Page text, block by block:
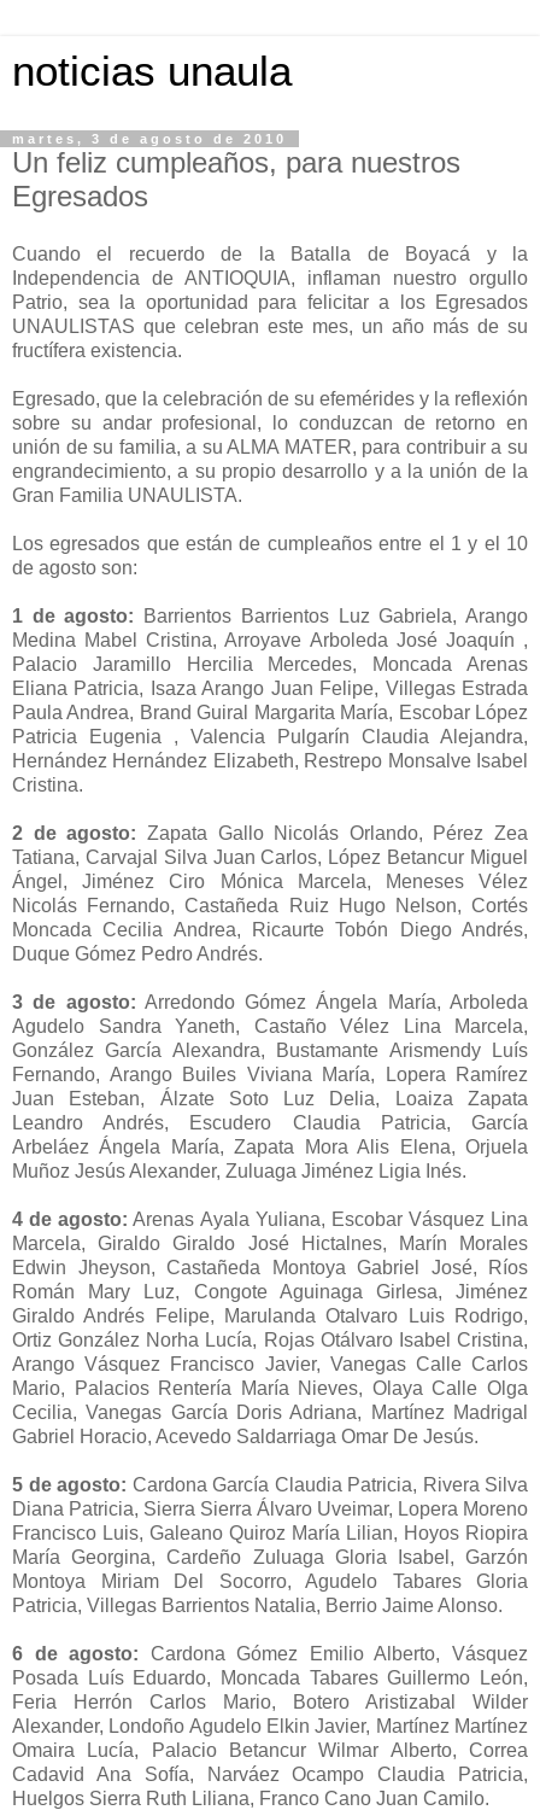
noticias unaula
martes, 3 de agosto de 2010
Un feliz cumpleaños, para nuestros
Egresados
Cuando el recuerdo de la Batalla de Boyacá y la
Independencia de ANTIOQUIA, inflaman nuestro orgullo
Patrio, sea la oportunidad para felicitar a los Egresados
UNAULISTAS que celebran este mes, un año más de su
fructífera existencia.
Egresado, que la celebración de su efemérides y la reflexión
sobre su andar profesional, lo conduzcan de retorno en
unión de su familia, a su ALMA MATER, para contribuir a su
engrandecimiento, a su propio desarrollo y a la unión de la
Gran Familia UNAULISTA.
Los egresados que están de cumpleaños entre el 1 y el 10
de agosto son:
1 de agosto: Barrientos Barrientos Luz Gabriela, Arango
Medina Mabel Cristina, Arroyave Arboleda José Joaquín ,
Palacio Jaramillo Hercilia Mercedes, Moncada Arenas
Eliana Patricia, Isaza Arango Juan Felipe, Villegas Estrada
Paula Andrea, Brand Guiral Margarita María, Escobar López
Patricia Eugenia , Valencia Pulgarín Claudia Alejandra,
Hernández Hernández Elizabeth, Restrepo Monsalve Isabel
Cristina.
2 de agosto: Zapata Gallo Nicolás Orlando, Pérez Zea
Tatiana, Carvajal Silva Juan Carlos, López Betancur Miguel
Ángel, Jiménez Ciro Mónica Marcela, Meneses Vélez
Nicolás Fernando, Castañeda Ruiz Hugo Nelson, Cortés
Moncada Cecilia Andrea, Ricaurte Tobón Diego Andrés,
Duque Gómez Pedro Andrés.
3 de agosto: Arredondo Gómez Ángela María, Arboleda
Agudelo Sandra Yaneth, Castaño Vélez Lina Marcela,
González García Alexandra, Bustamante Arismendy Luís
Fernando, Arango Builes Viviana María, Lopera Ramírez
Juan Esteban, Álzate Soto Luz Delia, Loaiza Zapata
Leandro Andrés, Escudero Claudia Patricia, García
Arbeláez Ángela María, Zapata Mora Alis Elena, Orjuela
Muñoz Jesús Alexander, Zuluaga Jiménez Ligia Inés.
4 de agosto: Arenas Ayala Yuliana, Escobar Vásquez Lina
Marcela, Giraldo Giraldo José Hictalnes, Marín Morales
Edwin Jheyson, Castañeda Montoya Gabriel José, Ríos
Román Mary Luz, Congote Aguinaga Girlesa, Jiménez
Giraldo Andrés Felipe, Marulanda Otalvaro Luis Rodrigo,
Ortiz González Norha Lucía, Rojas Otálvaro Isabel Cristina,
Arango Vásquez Francisco Javier, Vanegas Calle Carlos
Mario, Palacios Rentería María Nieves, Olaya Calle Olga
Cecilia, Vanegas García Doris Adriana, Martínez Madrigal
Gabriel Horacio, Acevedo Saldarriaga Omar De Jesús.
5 de agosto: Cardona García Claudia Patricia, Rivera Silva
Diana Patricia, Sierra Sierra Álvaro Uveimar, Lopera Moreno
Francisco Luis, Galeano Quiroz María Lilian, Hoyos Riopira
María Georgina, Cardeño Zuluaga Gloria Isabel, Garzón
Montoya Miriam Del Socorro, Agudelo Tabares Gloria
Patricia, Villegas Barrientos Natalia, Berrio Jaime Alonso.
6 de agosto: Cardona Gómez Emilio Alberto, Vásquez
Posada Luís Eduardo, Moncada Tabares Guillermo León,
Feria Herrón Carlos Mario, Botero Aristizabal Wilder
Alexander, Londoño Agudelo Elkin Javier, Martínez Martínez
Omaira Lucía, Palacio Betancur Wilmar Alberto, Correa
Cadavid Ana Sofía, Narváez Ocampo Claudia Patricia,
Huelgos Sierra Ruth Liliana, Franco Cano Juan Camilo.